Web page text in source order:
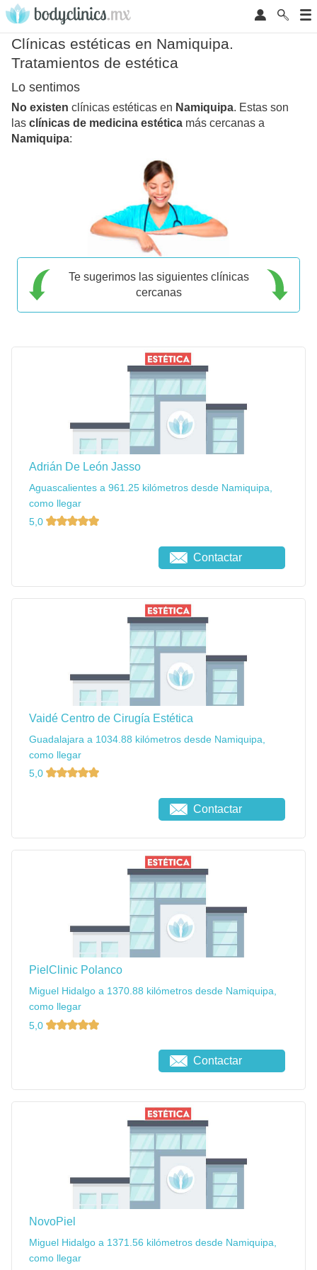
Clínicas estéticas en Namiquipa.
Tratamientos de estética
Lo sentimos
No existen clínicas estéticas en Namiquipa. Estas son
las clínicas de medicina estética más cercanas a
Namiquipa:
Te sugerimos las siguientes clínicas
cercanas
Adrián De León Jasso
Aguascalientes a 961.25 kilómetros desde Namiquipa,
como llegar
5,0
Contactar
Vaidé Centro de Cirugía Estética
Guadalajara a 1034.88 kilómetros desde Namiquipa,
como llegar
5,0
Contactar
PielClinic Polanco
Miguel Hidalgo a 1370.88 kilómetros desde Namiquipa,
como llegar
5,0
Contactar
NovoPiel
Miguel Hidalgo a 1371.56 kilómetros desde Namiquipa,
como llegar